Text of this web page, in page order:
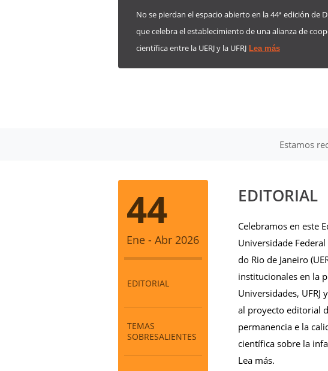
No se pierdan el espacio abierto en la 44ª edición de
que celebra el establecimiento de una alianza de
científica entre la UERJ y la UFRJ Lea más
Estamos
44
Ene - Abr 2026
EDITORIAL
TEMAS
SOBRESALIENTES
EDITORIAL
Celebramos en este
Universidade Federal
do Rio de Janeiro
institucionales en la
Universidades,
al proyecto editorial
permanencia e la
científica sobre la
Lea más.